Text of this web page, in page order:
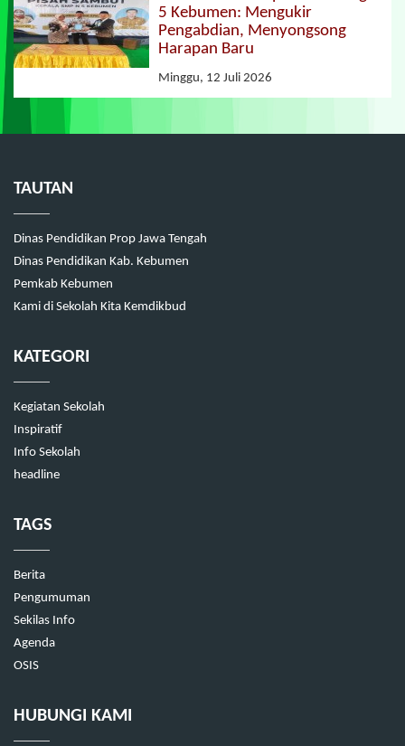
5 Kebumen: Mengukir
Pengabdian, Menyongsong
Harapan Baru
Minggu, 12 Juli 2026
TAUTAN
Dinas Pendidikan Prop Jawa Tengah
Dinas Pendidikan Kab. Kebumen
Pemkab Kebumen
Kami di Sekolah Kita Kemdikbud
KATEGORI
Kegiatan Sekolah
Inspiratif
Info Sekolah
headline
TAGS
Berita
Pengumuman
Sekilas Info
Agenda
OSIS
HUBUNGI KAMI